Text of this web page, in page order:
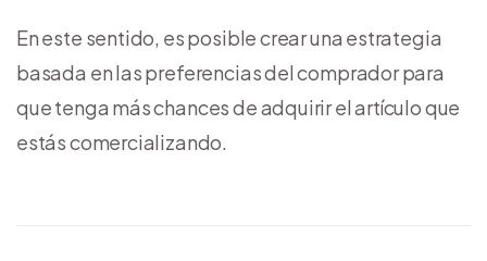
En este sentido, es posible crear una estrategia
basada en las preferencias del comprador para
que tenga más chances de adquirir el artículo que
estás comercializando.